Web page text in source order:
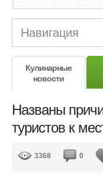
Навигация
Кулинарные
новости
Названы
туристов к
3368 0